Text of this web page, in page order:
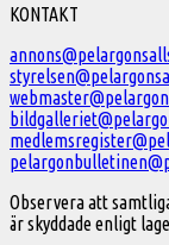
Välkommen
till
Svenska
KONTAKT
Observera att
är skyddade enligt